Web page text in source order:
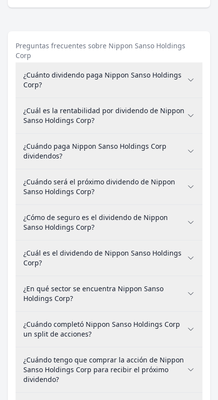
Preguntas frecuentes sobre Nippon Sanso Holdings
Corp
¿Cuánto dividendo paga Nippon Sanso Holdings
Corp?
¿Cuál es la rentabilidad por dividendo de Nippon
Sanso Holdings Corp?
¿Cuándo paga Nippon Sanso Holdings Corp
dividendos?
¿Cuándo será el próximo dividendo de Nippon
Sanso Holdings Corp?
¿Cómo de seguro es el dividendo de Nippon
Sanso Holdings Corp?
¿Cuál es el dividendo de Nippon Sanso Holdings
Corp?
¿En qué sector se encuentra Nippon Sanso
Holdings Corp?
¿Cuándo completó Nippon Sanso Holdings Corp
un split de acciones?
¿Cuándo tengo que comprar la acción de Nippon
Sanso Holdings Corp para recibir el próximo
dividendo?